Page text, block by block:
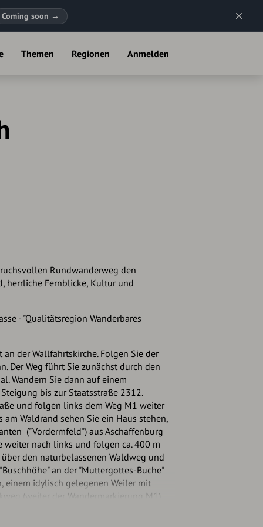
Coming soon →
Themen Regionen Anmelden
Rundwanderweg den
herrliche Fernblicke, Kultur und
- "Qualitätsregion Wanderbares
der Wallfahrtskirche. Folgen Sie der
Der Weg führt Sie zunächst durch den
Wandern Sie dann auf einem
bis zur Staatsstraße 2312.
und folgen links dem Weg M1 weiter
am Waldrand sehen Sie ein Haus stehen,
("Vordermfeld") aus Aschaffenburg
weiter nach links und folgen ca. 400 m
über den naturbelassenen Waldweg und
an der "Muttergottes-Buche"
einem idylisch gelegenen Weiler mit
(weiter der Wandermarkierung M1)
folgen Sie der Wandermarkierung "Rotes